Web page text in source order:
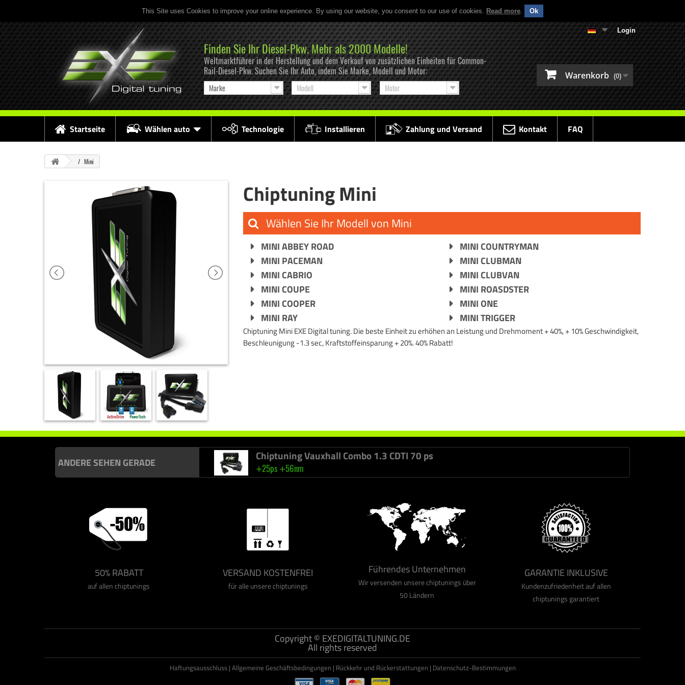
This Site uses Cookies to improve your online experience. By using our website, you consent to our use of cookies. Read more. Ok
Login
Warenkorb (0)
Finden Sie Ihr Diesel-Pkw. Mehr als 2000 Modelle!
Weltmarktführer in der Herstellung und dem Verkauf von zusätzlichen Einheiten für Common-
Rail-Diesel-Pkw. Suchen Sie Ihr Auto, indem Sie Marke, Modell und Motor:
Marke Modell Motor
Startseite Wählen auto Technologie Installieren Zahlung und Versand Kontakt FAQ
Mini
Chiptuning Mini
Wählen Sie Ihr Modell von Mini
MINI ABBEY ROAD
MINI COUNTRYMAN
MINI PACEMAN
MINI CLUBMAN
MINI CABRIO
MINI CLUBVAN
MINI COUPE
MINI ROASDSTER
MINI COOPER
MINI ONE
MINI RAY
MINI TRIGGER
Chiptuning Mini EXE Digital tuning. Die beste Einheit zu erhöhen an Leistung und Drehmoment + 40%, + 10% Geschwindigkeit,
Beschleunigung -1.3 sec, Kraftstoffeinsparung + 20%. 40% Rabatt!
ANDERE SEHEN GERADE
+25ps+56nm
Chiptuning Mini CLUBMAN 1.6 D 112 ps
+30ps+40%
Chiptuning Volkswagen Sharan 2.0 TDI CR 136 ps
+34ps
+ 26ps+63nm
50% RABATT
auf allen chiptunings
VERSAND KOSTENFREI
für alle unsere chiptunings
Führendes Unternehmen
Wir versenden unsere chiptunings über
50 Ländern
GARANTIE INKLUSIVE
Kundenzufriedenheit auf allen
chiptunings garantiert
Copyright © EXEDIGITALTUNING.DE
All rights reserved
Haftungsausschluss| Allgemeine Geschäftsbedingungen | Rückkehr und Rückerstattungen | Datenschutz-Bestimmungen